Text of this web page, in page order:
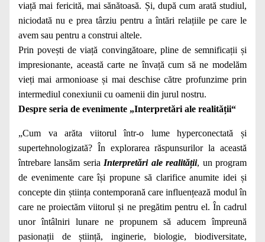
viață mai fericită, mai sănătoasă. Și, după cum arată studiul,
niciodată nu e prea târziu pentru a întări relațiile pe care le
avem sau pentru a construi altele.
Prin povești de viață convingătoare, pline de semnificații și
impresionante, această carte ne învață cum să ne modelăm
vieți mai armonioase și mai deschise către profunzime prin
intermediul conexiunii cu oamenii din jurul nostru.
Despre seria de evenimente „Interpretări ale realității“
„Cum va arăta viitorul într-o lume hyperconectată și
supertehnologizată? În explorarea răspunsurilor la această
întrebare lansăm seria Interpretări ale realității, un program
de evenimente care își propune să clarifice anumite idei și
concepte din știința contemporană care influențează modul în
care ne proiectăm viitorul și ne pregătim pentru el. În cadrul
unor întâlniri lunare ne propunem să aducem împreună
pasionații de știință, inginerie, biologie, biodiversitate,